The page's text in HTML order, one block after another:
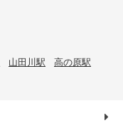
山田川駅
高の原駅